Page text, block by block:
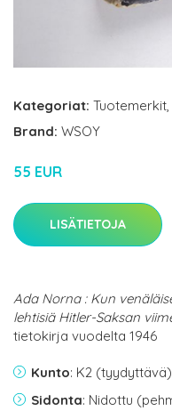
Kategoriat: Tuotemerkit,
Brand: WSOY
55 EUR
LISÄTIETOJA
Ada Norna : Kun
lehtisiä Hitler-Saksan
tietokirja vuodelta 1946
Kunto: K2 (tyydyttävä)
Sidonta: Nidottu